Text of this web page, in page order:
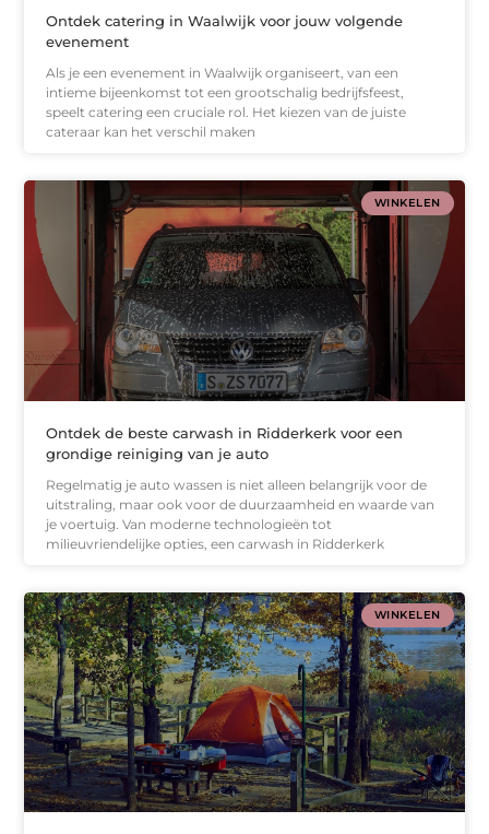
Ontdek catering in Waalwijk voor jouw volgende
evenement
Als je een evenement in Waalwijk organiseert, van een
intieme bijeenkomst tot een grootschalig bedrijfsfeest,
speelt catering een cruciale rol. Het kiezen van de juiste
cateraar kan het verschil maken
WINKELEN
Ontdek de beste carwash in Ridderkerk voor een
grondige reiniging van je auto
Regelmatig je auto wassen is niet alleen belangrijk voor de
uitstraling, maar ook voor de duurzaamheid en waarde van
je voertuig. Van moderne technologieën tot
milieuvriendelijke opties, een carwash in Ridderkerk
WINKELEN